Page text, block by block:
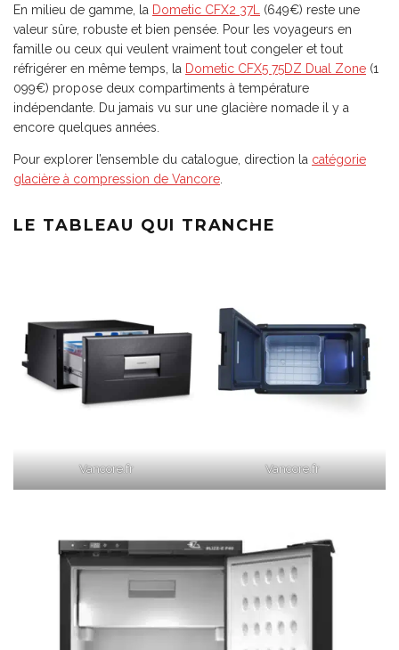
En milieu de gamme, la Dometic CFX2 37L
(649€) reste une
valeur sûre, robuste et bien pensée. Pour les voyageurs en
famille ou ceux qui veulent vraiment tout congeler et tout
réfrigérer en même temps, la Dometic CFX5 75DZ Dual Zone (1
099€) propose deux compartiments à température
indépendante. Du jamais vu sur une glacière nomade il y a
encore quelques années.
Pour explorer l’ensemble du catalogue, direction la catégorie
glacière à compression de Vancore
LE TABLEAU QUI TRANCHE
Vancore.fr Vancore.fr